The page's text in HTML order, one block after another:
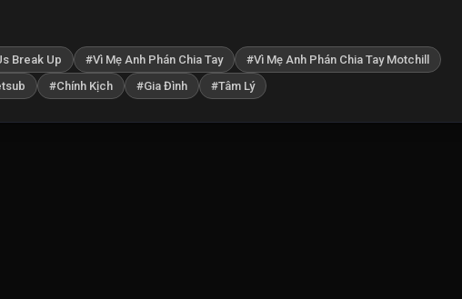
Break Up #Vì Mẹ Anh Phán Chia Tay
#Vì Mẹ Anh Phán Chia Tay Motchill
#Chính Kịch #Gia Đình #Tâm Lý